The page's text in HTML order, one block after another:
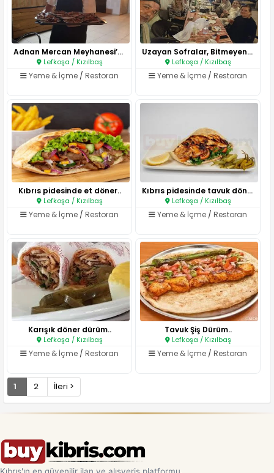
Adnan Mercan Meyhanesi’nde Can..
Lefkoşa / Kızılbaş
Yeme & İçme / Restoran
Uzayan Sofralar, Bitmeyen Muha..
Lefkoşa / Kızılbaş
Yeme & İçme /Restoran
Kıbrıs pidesinde et döner..
Lefkoşa / Kızılbaş
Yeme & İçme / Restoran
Kıbrıs pidesinde tavuk döner..
Lefkoşa / Kızılbaş
Yeme & İçme /Restoran
Karışık döner dürüm..
Lefkoşa / Kızılbaş
Yeme & İçme / Restoran
Tavuk Şiş Dürüm..
Lefkoşa / Kızılbaş
Yeme & İçme /Restoran
1 2 İleri >